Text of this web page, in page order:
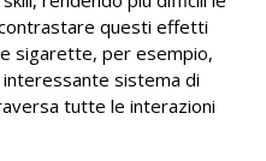
questi effetti
sigarette, per esempio,
interessante sistema di
tutte le interazioni